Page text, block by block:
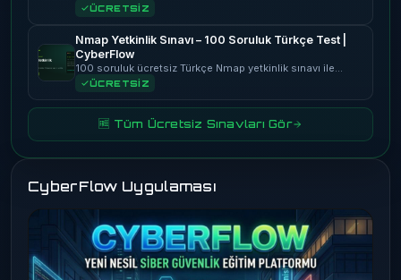
ÜCRETSİZ
Nmap Yetkinlik Sınavı – 100 Soruluk Türkçe Test |
CyberFlow
100 soruluk ücretsiz Türkçe Nmap yetkinlik sınavı ile…
ÜCRETSİZ
🆓 Tüm Ücretsiz Sınavları Gör
CyberFlow Uygulaması